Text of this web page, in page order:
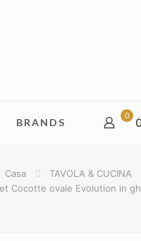
BRANDS
0
Casa TAVOLA & CUCINA
Cocotte ovale Evolution in